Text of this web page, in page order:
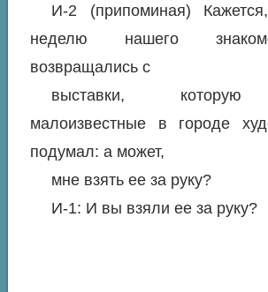
И-2 (припоминая)
неделю нашего
возвращались с
выставки, которую
малоизвестные в городе
подумал: а может,
мне взять ее за руку?
И-1: И вы взяли ее за руку?